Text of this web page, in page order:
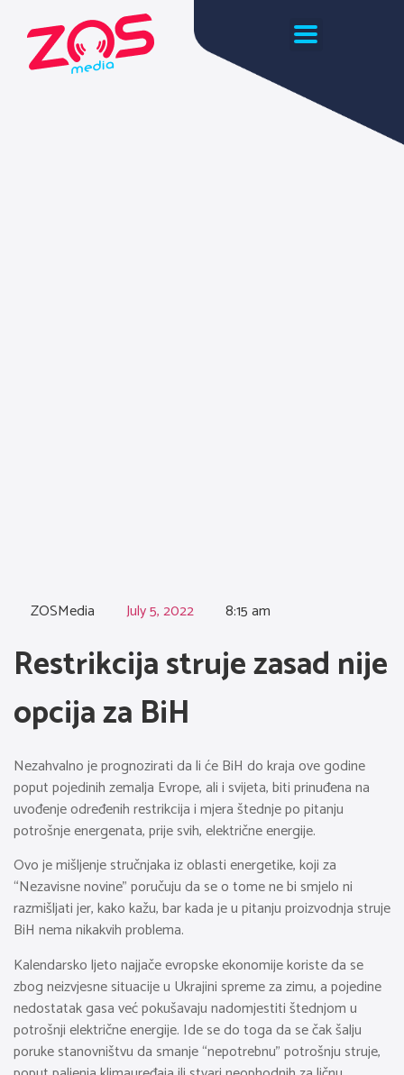
ZOSMedia July 5, 2022 8:15 am
Restrikcija struje zasad nije
opcija za BiH
Nezahvalno je prognozirati da li će BiH do kraja ove godine
poput pojedinih zemalja Evrope, ali i svijeta, biti prinuđena na
uvođenje određenih restrikcija i mjera štednje po pitanju
potrošnje energenata, prije svih, električne energije.
Ovo je mišljenje stručnjaka iz oblasti energetike, koji za
“Nezavisne novine” poručuju da se o tome ne bi smjelo ni
razmišljati jer, kako kažu, bar kada je u pitanju proizvodnja struje
BiH nema nikakvih problema.
Kalendarsko ljeto najjače evropske ekonomije koriste da se
zbog neizvjesne situacije u Ukrajini spreme za zimu, a pojedine
nedostatak gasa već pokušavaju nadomjestiti štednjom u
potrošnji električne energije. Ide se do toga da se čak šalju
poruke stanovništvu da smanje “nepotrebnu” potrošnju struje,